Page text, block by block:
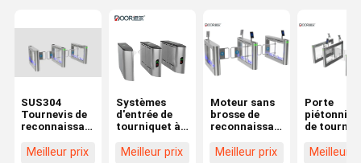
SUS304
Tournevis de
reconnaissance
acier
Meilleur prix
Systèmes
d'entrée de
tourniquet à
faciale avec
Meilleur prix
Moteur sans
brosse de
reconnaissance
taille de
Meilleur prix
Porte
de
acier de
Meilleur